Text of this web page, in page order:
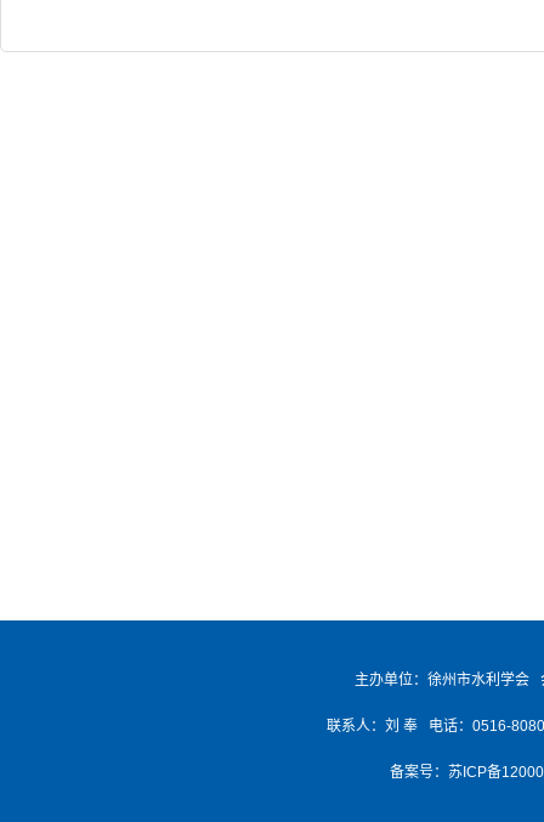
主办单位：徐州市水利学会
联系人：刘 奉 电话：0516-
备案号： 苏ICP备